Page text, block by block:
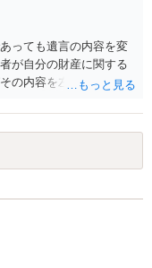
っても遺言の内容を変
が自分の財産に関する
の内容を左右させるこ